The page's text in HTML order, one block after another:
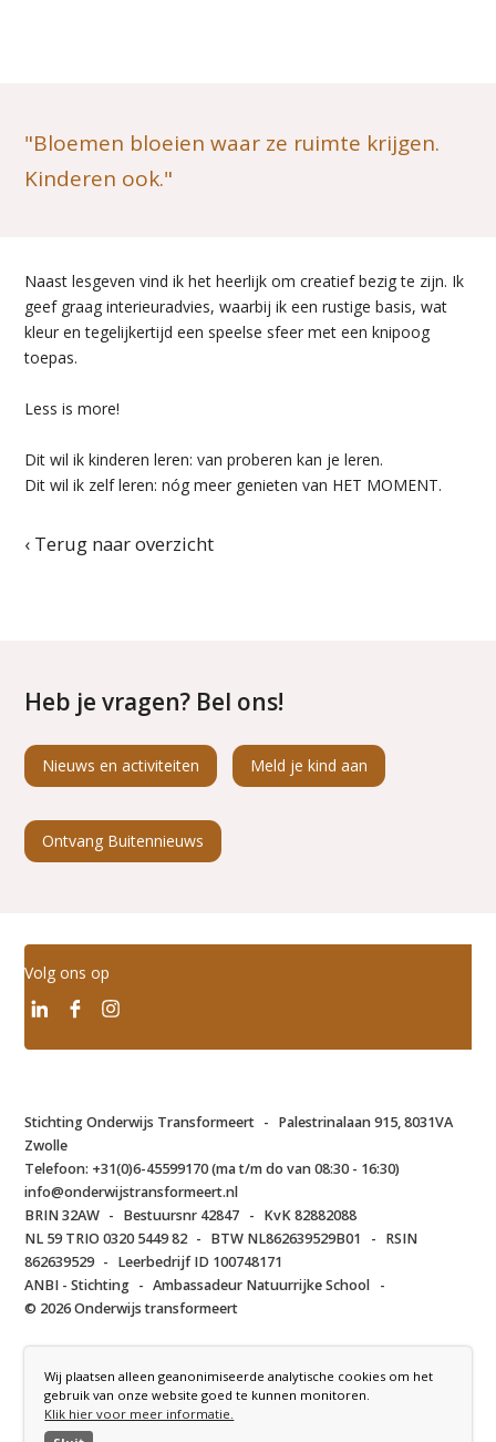
"Bloemen bloeien waar ze ruimte krijgen.
Kinderen ook."
Naast lesgeven vind ik het heerlijk om creatief bezig te zijn. Ik
geef graag interieuradvies, waarbij ik een rustige basis, wat
kleur en tegelijkertijd een speelse sfeer met een knipoog
toepas.
Less is more!
Dit wil ik kinderen leren: van proberen kan je leren.
Dit wil ik zelf leren: nóg meer genieten van HET MOMENT.
‹ Terug naar overzicht
Heb je vragen? Bel ons!
Nieuws en activiteiten Meld je kind aan
Ontvang Buitennieuws
Volg ons op
Stichting Onderwijs Transformeert - Palestrinalaan 915, 8031VA
Zwolle
Telefoon: +31(0)6-45599170 (ma t/m do van 08:30 - 16:30)
info@onderwijstransformeert.nl
BRIN 32AW - Bestuursnr 42847 - KvK 82882088
NL 59 TRIO 0320 5449 82 - BTW NL862639529B01 - RSIN
862639529 - Leerbedrijf ID 100748171
ANBI - Stichting - Ambassadeur Natuurrijke School -
© 2026 Onderwijs transformeert
Buitenwijs?
Wij plaatsen alleen geanonimiseerde analytische cookies om het
gebruik van onze website goed te kunnen monitoren.
Klik hier voor meer informatie.